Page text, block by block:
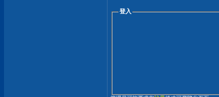
登入